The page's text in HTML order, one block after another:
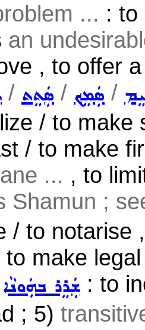
... : to
an
, to offer
/ ܣܲܬܸܬ / ܣܲܡܸܟ݂ /
/ to make
/ to make
... , to
Shamun ;
/ to notarise
make
ܫܲܪܸܪ ܒܗܲܘܢܵܐ : to
; 5)